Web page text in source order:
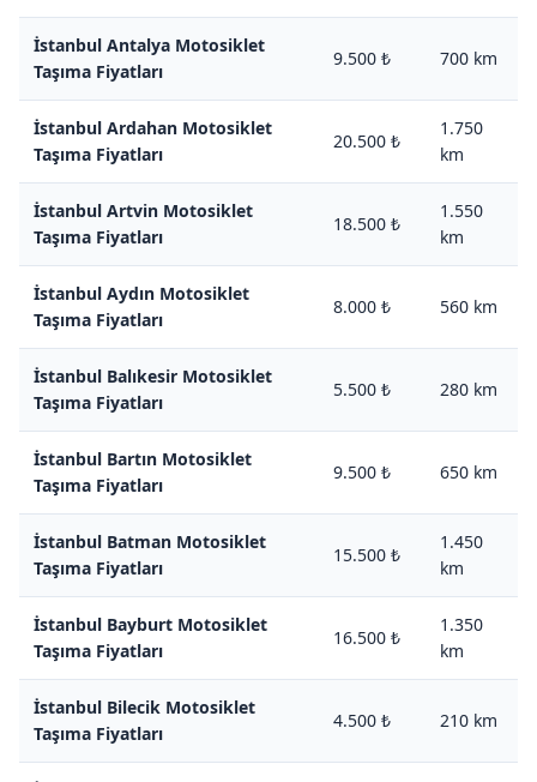
İstanbul Antalya Motosiklet
Taşıma Fiyatları
9.500 ₺ 700 km
İstanbul Ardahan Motosiklet
Taşıma Fiyatları
20.500 ₺
1.750
km
İstanbul Artvin Motosiklet
Taşıma Fiyatları
18.500 ₺
1.550
km
İstanbul Aydın Motosiklet
Taşıma Fiyatları
8.000 ₺ 560 km
İstanbul Balıkesir Motosiklet
Taşıma Fiyatları
5.500 ₺ 280 km
İstanbul Bartın Motosiklet
Taşıma Fiyatları
9.500 ₺ 650 km
İstanbul Batman Motosiklet
Taşıma Fiyatları
15.500 ₺
1.450
km
İstanbul Bayburt Motosiklet
Taşıma Fiyatları
16.500 ₺
1.350
km
İstanbul Bilecik Motosiklet
Taşıma Fiyatları
4.500 ₺ 210 km